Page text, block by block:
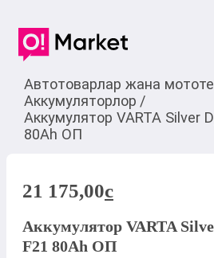
Автотоварлар жана
Аккумуляторлор /
Аккумулятор VARTA Silver
80Ah ОП
21 175,00c
Аккумулятор VARTA
F21 80Ah ОП